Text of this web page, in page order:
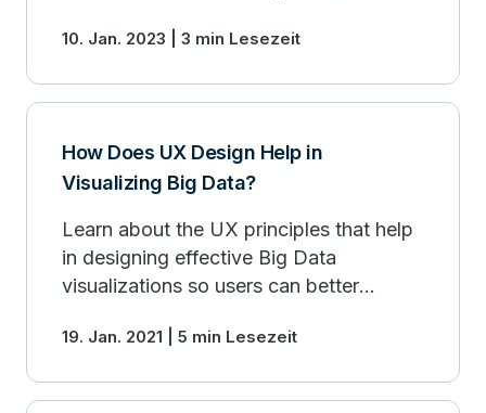
worth developing. Learn more.
10. Jan. 2023 | 3 min Lesezeit
How Does UX Design Help in
Visualizing Big Data?
Learn about the UX principles that help
in designing effective Big Data
visualizations so users can better
informed decisions.
19. Jan. 2021 | 5 min Lesezeit